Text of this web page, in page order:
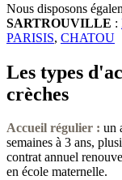
Nous disposons
SARTROUVILLE :
PARISIS, CHATOU
Les types
crèches
Accueil régulier : un
semaines à 3 ans,
contrat annuel
en école maternelle.